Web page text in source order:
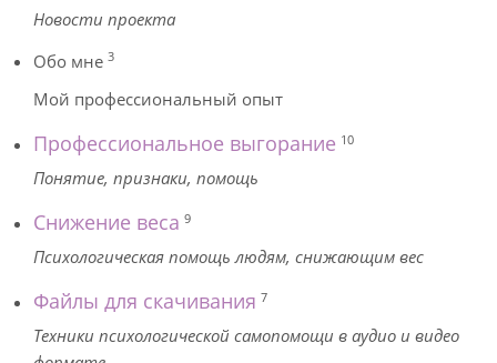
Новости проекта
Обо мне 3
Мой профессиональный опыт
Профессиональное выгорание 10
Понятие, признаки, помощь
Снижение веса 9
Психологическая помощь людям, снижающим вес
Файлы для скачивания 7
Техники психологической самопомощи в аудио и видео